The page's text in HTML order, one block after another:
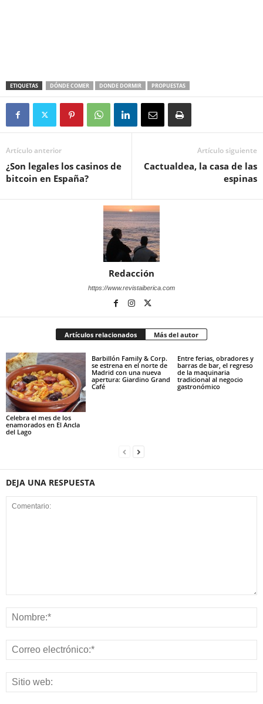
ETIQUETAS DÓNDE COMER DONDE DORMIR PROPUESTAS
Artículo anterior
¿Son legales los casinos de
bitcoin en España?
Artículo siguiente
Cactualdea, la casa de las
espinas
Redacción
https://www.revistaiberica.com
Artículos relacionados Más del autor
Celebra el mes de los
enamorados en El Ancla
del Lago
Barbillón Family & Corp.
se estrena en el norte de
Madrid con una nueva
apertura: Giardino Grand
Café
Entre ferias, obradores y
barras de bar, el regreso
de la maquinaria
tradicional al negocio
gastronómico
DEJA UNA RESPUESTA